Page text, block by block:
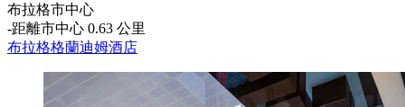
布拉格市中心
‐距離市中心 0.63 公里
布拉格格蘭迪姆酒店